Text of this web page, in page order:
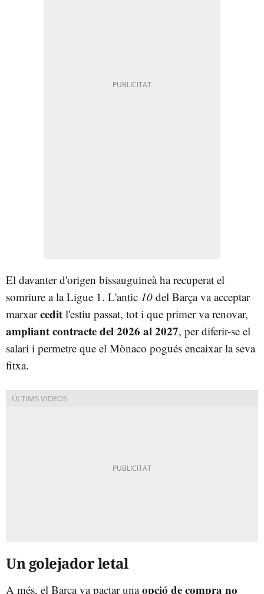
El davanter d'origen bissauguineà ha recuperat el
somriure a la Ligue 1. L'antic 10 del Barça va acceptar
marxarcedit l'estiu passat, tot i que primer va renovar,
ampliant contracte del 2026 al 2027, per diferir-se el
salari i permetre que el Mònaco pogués encaixar la seva
fitxa.
Un golejador letal
A més, el Barça va pactar unaopció de compra no